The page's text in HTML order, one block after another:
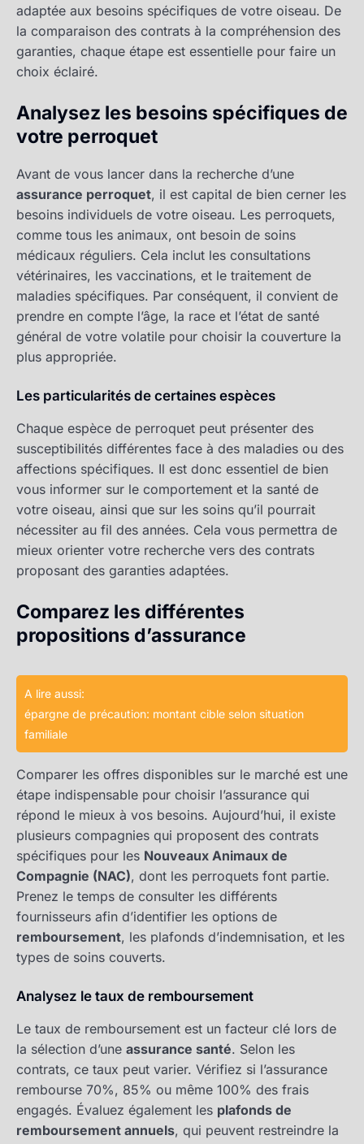
adaptée aux besoins spécifiques de votre oiseau. De
la comparaison des contrats à la compréhension des
garanties, chaque étape est essentielle pour faire un
choix éclairé.
Analysez les besoins spécifiques de
votre perroquet
Avant de vous lancer dans la recherche d’une
assurance perroquet, il est capital de bien cerner les
besoins individuels de votre oiseau. Les perroquets,
comme tous les animaux, ont besoin de soins
médicaux réguliers. Cela inclut les consultations
vétérinaires, les vaccinations, et le traitement de
maladies spécifiques. Par conséquent, il convient de
prendre en compte l’âge, la race et l’état de santé
général de votre volatile pour choisir la couverture la
plus appropriée.
Les particularités de certaines espèces
Chaque espèce de perroquet peut présenter des
susceptibilités différentes face à des maladies ou des
affections spécifiques. Il est donc essentiel de bien
vous informer sur le comportement et la santé de
votre oiseau, ainsi que sur les soins qu’il pourrait
nécessiter au fil des années. Cela vous permettra de
mieux orienter votre recherche vers des contrats
proposant des garanties adaptées.
Comparez les différentes
propositions d’assurance
A lire aussi:
épargne de précaution: montant cible selon situation
familiale
Comparer les offres disponibles sur le marché est une
étape indispensable pour choisir l’assurance qui
répond le mieux à vos besoins. Aujourd’hui, il existe
plusieurs compagnies qui proposent des contrats
spécifiques pour les Nouveaux Animaux de
Compagnie (NAC), dont les perroquets font partie.
Prenez le temps de consulter les différents
fournisseurs afin d’identifier les options de
remboursement, les plafonds d’indemnisation, et les
types de soins couverts.
Analysez le taux de remboursement
Le taux de remboursement est un facteur clé lors de
la sélection d’une assurance santé. Selon les
contrats, ce taux peut varier. Vérifiez si l’assurance
rembourse 70%, 85% ou même 100% des frais
engagés. Évaluez également les plafonds de
remboursement annuels, qui peuvent restreindre la